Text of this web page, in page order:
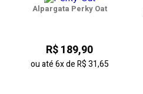
Alpargata Perky Oat
R$ 189,90
ou até6xdeR$ 31,65